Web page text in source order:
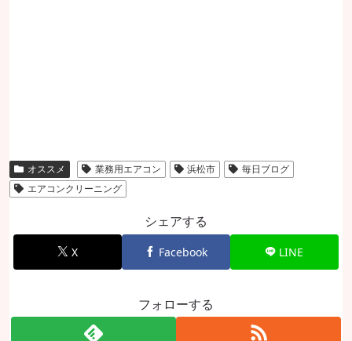
オススメ 業務用エアコン 浜松市
毎日ブログ
エアコンクリーニング
シェアする
X Facebook LINE
フォローする